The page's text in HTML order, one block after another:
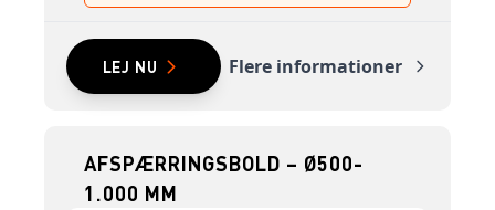
LEJ NU Flere informationer
AFSPÆRRINGSBOLD – Ø500-
1.000 MM